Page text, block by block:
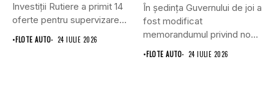
Investiții Rutiere a primit 14
oferte pentru supervizarea
lucrărilor...
•FLOTE AUTO 24 IULIE 2026
În ședința Guvernului de joi a
fost modificat
memorandumul privind noul
punct...
•FLOTE AUTO 24 IULIE 2026